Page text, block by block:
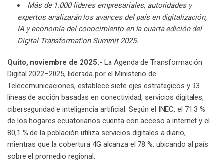
Más de 1.000 líderes empresariales, autoridades y
expertos analizarán los avances del país en digitalización,
IA y economía del conocimiento en la cuarta edición del
Digital Transformation Summit 2025.
Quito, noviembre de 2025.- La Agenda de Transformación
Digital 2022–2025, liderada por el Ministerio de
Telecomunicaciones, establece siete ejes estratégicos y 93
líneas de acción basadas en conectividad, servicios digitales,
ciberseguridad e inteligencia artificial. Según el INEC, el 71,3 %
de los hogares ecuatorianos cuenta con acceso a internet y el
80,1 % de la población utiliza servicios digitales a diario,
mientras que la cobertura 4G alcanza el 78 %, ubicando al país
sobre el promedio regional.